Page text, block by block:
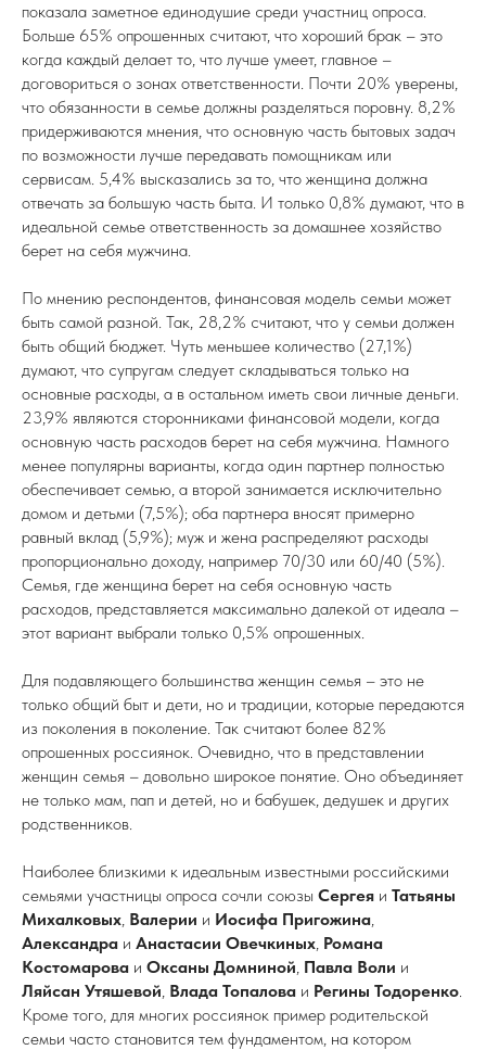
показала заметное единодушие среди участниц опроса.
Больше 65% опрошенных считают, что хороший брак – это
когда каждый делает то, что лучше умеет, главное –
договориться о зонах ответственности. Почти 20% уверены,
что обязанности в семье должны разделяться поровну. 8,2%
придерживаются мнения, что основную часть бытовых задач
по возможности лучше передавать помощникам или
сервисам. 5,4% высказались за то, что женщина должна
отвечать за большую часть быта. И только 0,8% думают, что в
идеальной семье ответственность за домашнее хозяйство
берет на себя мужчина.
По мнению респондентов, финансовая модель семьи может
быть самой разной. Так, 28,2% считают, что у семьи должен
быть общий бюджет. Чуть меньшее количество (27,1%)
думают, что супругам следует складываться только на
основные расходы, а в остальном иметь свои личные деньги.
23,9% являются сторонниками финансовой модели, когда
основную часть расходов берет на себя мужчина. Намного
менее популярны варианты, когда один партнер полностью
обеспечивает семью, а второй занимается исключительно
домом и детьми (7,5%); оба партнера вносят примерно
равный вклад (5,9%); муж и жена распределяют расходы
пропорционально доходу, например 70/30 или 60/40 (5%).
Семья, где женщина берет на себя основную часть
расходов, представляется максимально далекой от идеала –
этот вариант выбрали только 0,5% опрошенных.
Для подавляющего большинства женщин семья – это не
только общий быт и дети, но и традиции, которые передаются
из поколения в поколение. Так считают более 82%
опрошенных россиянок. Очевидно, что в представлении
женщин семья – довольно широкое понятие. Оно объединяет
не только мам, пап и детей, но и бабушек, дедушек и других
родственников.
Наиболее близкими к идеальным известными российскими
семьями участницы опроса сочли союзы Сергея и Татьяны
Михалковых, Валерии и Иосифа Пригожина,
Александра и Анастасии Овечкиных, Романа
Костомарова и Оксаны Домниной, Павла Воли и
Ляйсан Утяшевой, Влада Топалова и Регины Тодоренко.
Кроме того, для многих россиянок пример родительской
семьи часто становится тем фундаментом, на котором